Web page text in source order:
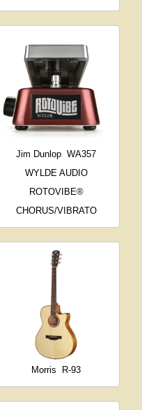
Jim Dunlop WA357
WYLDE AUDIO
ROTOVIBE®
CHORUS/VIBRATO
Morris R-93